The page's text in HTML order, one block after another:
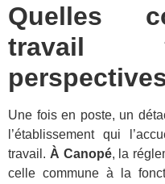
Quelles
travail
Une fois en poste, un
l’établissement qui
travail. À Canopé, la
celle commune à la